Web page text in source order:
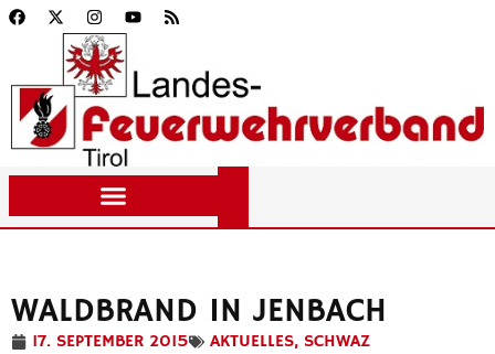
WALDBRAND IN JENBACH
17. SEPTEMBER 2015 AKTUELLES, SCHWAZ